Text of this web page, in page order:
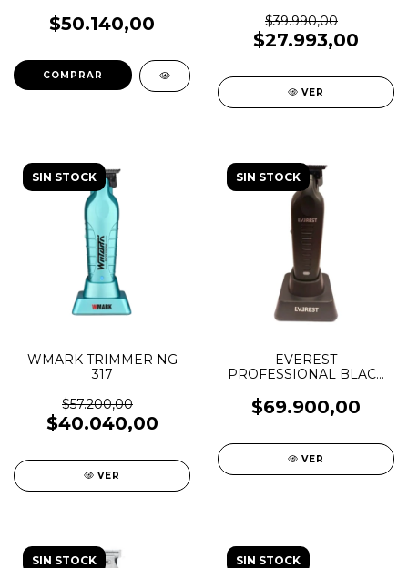
$50.140,00
$39.990,00
$27.993,00
VER
SIN STOCK
WMARK TRIMMER NG
317
$57.200,00
$40.040,00
VER
SIN STOCK
EVEREST
PROFESSIONAL BLACK
$69.900,00
VER
SIN STOCK SIN STOCK